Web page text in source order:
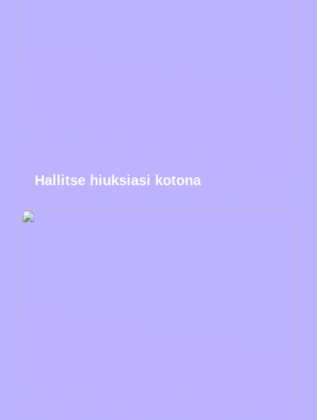
Hallitse hiuksiasi kotona